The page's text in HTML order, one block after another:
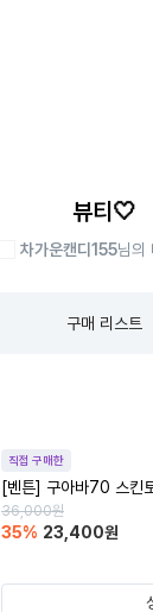
뷰티🤍
차가운캔디155님의
구매 리스트
직접 구매한
[벤튼] 구아바70 스킨
36,000원
35% 23,400원